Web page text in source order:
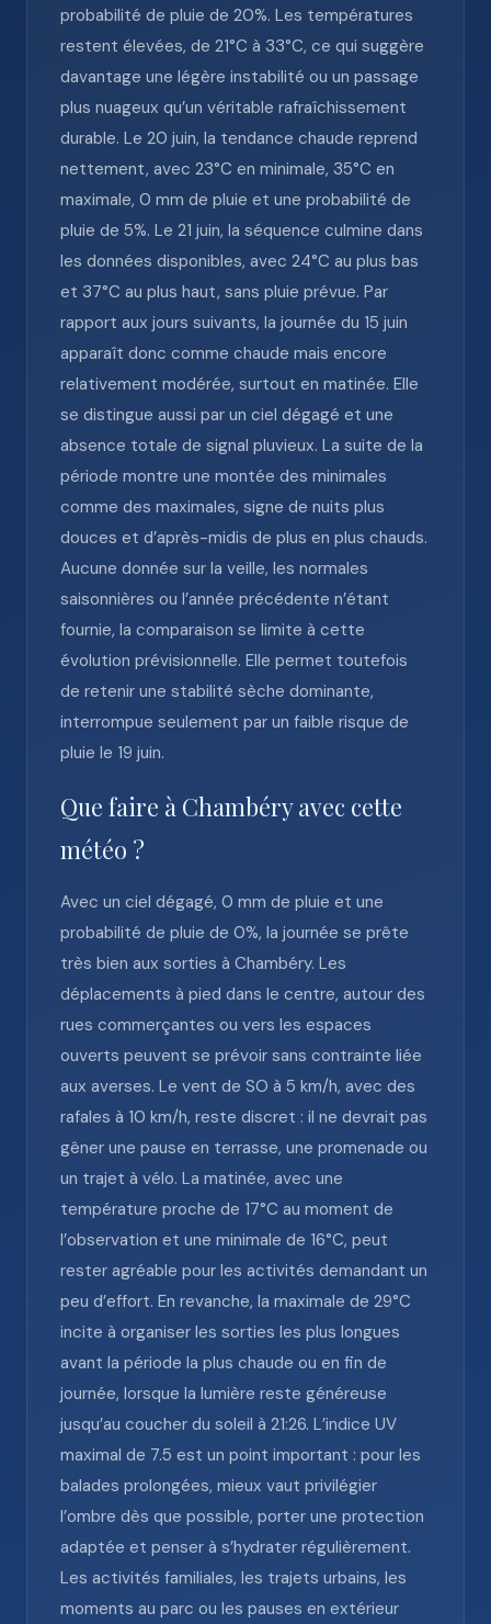
probabilité de pluie de 20%. Les températures
restent élevées, de 21°C à 33°C, ce qui suggère
davantage une légère instabilité ou un passage
plus nuageux qu’un véritable rafraîchissement
durable. Le 20 juin, la tendance chaude reprend
nettement, avec 23°C en minimale, 35°C en
maximale, 0 mm de pluie et une probabilité de
pluie de 5%. Le 21 juin, la séquence culmine dans
les données disponibles, avec 24°C au plus bas
et 37°C au plus haut, sans pluie prévue. Par
rapport aux jours suivants, la journée du 15 juin
apparaît donc comme chaude mais encore
relativement modérée, surtout en matinée. Elle
se distingue aussi par un ciel dégagé et une
absence totale de signal pluvieux. La suite de la
période montre une montée des minimales
comme des maximales, signe de nuits plus
douces et d’après-midis de plus en plus chauds.
Aucune donnée sur la veille, les normales
saisonnières ou l’année précédente n’étant
fournie, la comparaison se limite à cette
évolution prévisionnelle. Elle permet toutefois
de retenir une stabilité sèche dominante,
interrompue seulement par un faible risque de
pluie le 19 juin.
Que faire à Chambéry avec cette
météo ?
Avec un ciel dégagé, 0 mm de pluie et une
probabilité de pluie de 0%, la journée se prête
très bien aux sorties à Chambéry. Les
déplacements à pied dans le centre, autour des
rues commerçantes ou vers les espaces
ouverts peuvent se prévoir sans contrainte liée
aux averses. Le vent de SO à 5 km/h, avec des
rafales à 10 km/h, reste discret : il ne devrait pas
gêner une pause en terrasse, une promenade ou
un trajet à vélo. La matinée, avec une
température proche de 17°C au moment de
l’observation et une minimale de 16°C, peut
rester agréable pour les activités demandant un
peu d’effort. En revanche, la maximale de 29°C
incite à organiser les sorties les plus longues
avant la période la plus chaude ou en fin de
journée, lorsque la lumière reste généreuse
jusqu’au coucher du soleil à 21:26. L’indice UV
maximal de 7.5 est un point important : pour les
balades prolongées, mieux vaut privilégier
l’ombre dès que possible, porter une protection
adaptée et penser à s’hydrater régulièrement.
Les activités familiales, les trajets urbains, les
moments au parc ou les pauses en extérieur